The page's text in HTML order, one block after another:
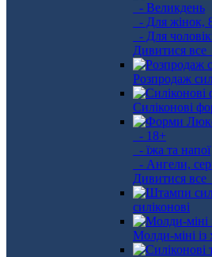
- Великдень
- Для жінок,
- Для
Дивитися
Розпродаж
Силіконові
- 18+
- їжа та напої
- Ангели,
Дивитися
силіконові
Молди-міні із